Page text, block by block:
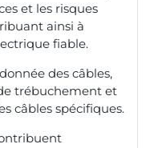
et les risques
ainsi à
fiable.
des câbles,
trébuchement et
câbles spécifiques.